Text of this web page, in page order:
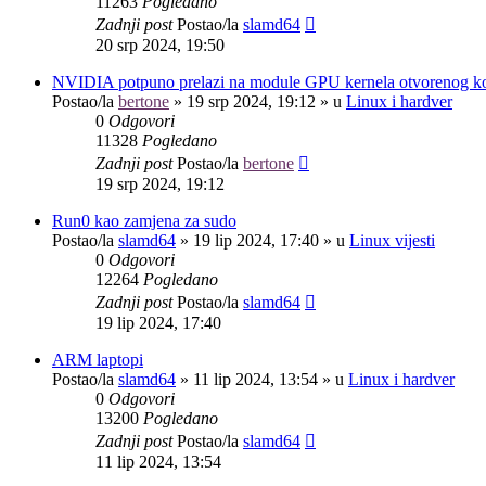
Zadnji postPostao/la slamd64
20 srp 2024, 19:50
NVIDIA potpuno prelazi na module GPU kernela otvorenog
Postao/la bertone » 19 srp 2024, 19:12 » u Linux i hardver
0 Odgovori
11328 Pogledano
Zadnji postPostao/la bertone
19 srp 2024, 19:12
Run0 kao zamjena za sudo
Postao/la slamd64 » 19 lip 2024, 17:40 » u Linux vijesti
0 Odgovori
12264 Pogledano
Zadnji postPostao/la slamd64
19 lip 2024, 17:40
ARM laptopi
Postao/la slamd64 » 11 lip 2024, 13:54 » u Linux i hardver
0 Odgovori
13200 Pogledano
Zadnji postPostao/la slamd64
11 lip 2024, 13:54